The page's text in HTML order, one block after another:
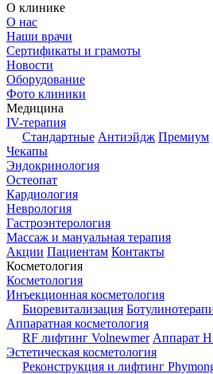
О клинике
О нас
Наши врачи
Сертификаты и грамоты
Новости
Оборудование
Фото клиники
Медицина
IV-терапия
Стандартные Антиэйдж Премиум
Чекапы
Эндокринология
Остеопат
Кардиология
Неврология
Гастроэнтерология
Массаж и мануальная терапия
Акции Пациентам Контакты
Косметология
Косметология
Инъекционная косметология
Биоревитализация
Аппаратная косметология
RF лифтинг Volnewmer Аппарат
Эстетическая косметология
Реконструкция и лифтинг